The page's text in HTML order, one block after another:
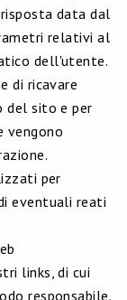
data dal
relativi al
dell'utente.
di ricavare
del sito e per
per
eventuali reati
links, di cui
responsabile.